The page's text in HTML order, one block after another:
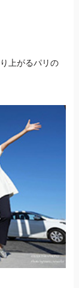
上がるパリの